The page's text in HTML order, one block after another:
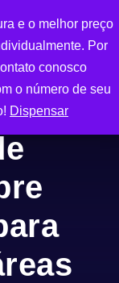
0
e o melhor preço
Por
conosco
o número de seu
Dispensar